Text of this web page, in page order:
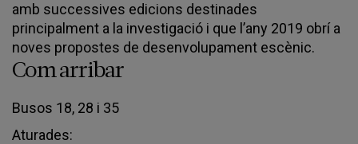
amb successives edicions destinades
principalment a la investigació i que l’any 2019 obrí a
noves propostes de desenvolupament escènic.
Com arribar
Busos 18, 28 i 35
Aturades: